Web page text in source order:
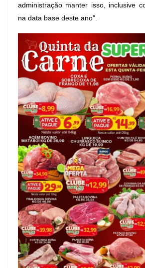
administração manter isso, inclusive
na data base deste ano”.